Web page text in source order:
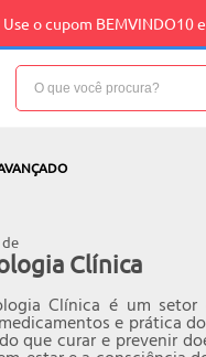
Use o cupom BEMVINDO10
Clínica
Clínica é um setor
e prática
que curar e prevenir